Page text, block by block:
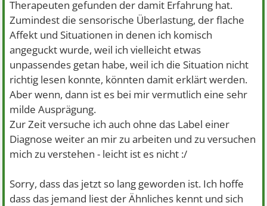
Therapeuten gefunden der damit Erfahrung hat.
Zumindest die sensorische Überlastung, der flache
Affekt und Situationen in denen ich komisch
angeguckt wurde, weil ich vielleicht etwas
unpassendes getan habe, weil ich die Situation nicht
richtig lesen konnte, könnten damit erklärt werden.
Aber wenn, dann ist es bei mir vermutlich eine sehr
milde Ausprägung.
Zur Zeit versuche ich auch ohne das Label einer
Diagnose weiter an mir zu arbeiten und zu versuchen
mich zu verstehen - leicht ist es nicht :/
Sorry, dass das jetzt so lang geworden ist. Ich hoffe
dass das jemand liest der Ähnliches kennt und sich